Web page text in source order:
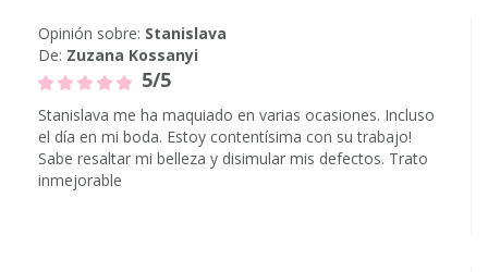
Opinión sobre: Stanislava
De: Zuzana Kossanyi
5/5
Stanislava me ha maquiado en varias ocasiones. Incluso
el día en mi boda. Estoy contentísima con su trabajo!
Sabe resaltar mi belleza y disimular mis defectos. Trato
inmejorable